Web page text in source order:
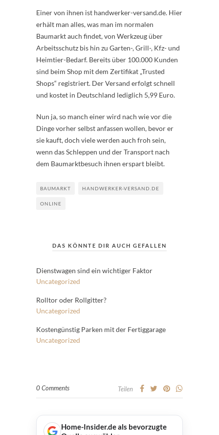
Einer von ihnen ist handwerker-versand.de. Hier
erhält man alles, was man im normalen
Baumarkt auch findet, von Werkzeug über
Arbeitsschutz bis hin zu Garten-, Grill-, Kfz- und
Heimtier-Bedarf. Bereits über 100.000 Kunden
sind beim Shop mit dem Zertifikat „Trusted
Shops“ registriert. Der Versand erfolgt schnell
und kostet in Deutschland lediglich 5,99 Euro.
Nun ja, so manch einer wird nach wie vor die
Dinge vorher selbst anfassen wollen, bevor er
sie kauft, doch viele werden auch froh sein,
wenn das Schleppen und der Transport nach
dem Baumarktbesuch ihnen erspart bleibt.
BAUMARKT HANDWERKER-VERSAND.DE
ONLINE
DAS KÖNNTE DIR AUCH GEFALLEN
Dienstwagen sind ein wichtiger Faktor
Uncategorized
Rolltor oder Rollgitter?
Uncategorized
Kostengünstig Parken mit der Fertiggarage
Uncategorized
0 Comments Teilen
Home-Insider.de als bevorzugte